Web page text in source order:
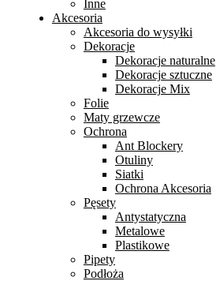
Inne
Akcesoria
Akcesoria do wysyłki
Dekoracje
Dekoracje naturalne
Dekoracje sztuczne
Dekoracje Mix
Folie
Maty grzewcze
Ochrona
Ant Blockery
Otuliny
Siatki
Ochrona Akcesoria
Pęsety
Antystatyczna
Metalowe
Plastikowe
Pipety
Podłoża